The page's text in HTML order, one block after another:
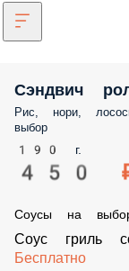
Сэндвич
Рис, нори,
выбор
190 г.
450
Соусы на
Соус гриль
Бесплатно